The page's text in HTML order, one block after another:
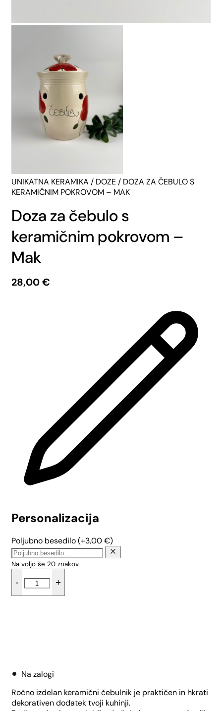
UNIKATNA KERAMIKA / DOZE / DOZA ZA ČEBULO S
KERAMIČNIM POKROVOM – MAK
Doza za čebulo s
keramičnim pokrovom –
Mak
28,00€
Personalizacija
Poljubno besedilo(+3,00€)
Na voljo še 20 znakov.
-
čebulo
+
Na zalogi
Ročno izdelan keramični čebulnik je praktičen in hkrati
dekorativen dodatek tvoji kuhinji.